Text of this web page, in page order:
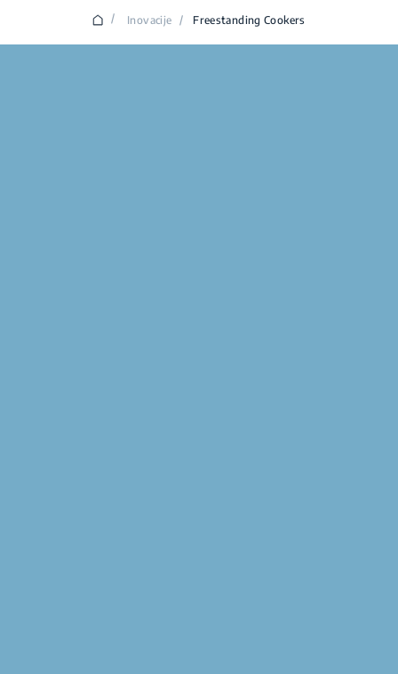
/ Inovacije / Freestanding Cookers